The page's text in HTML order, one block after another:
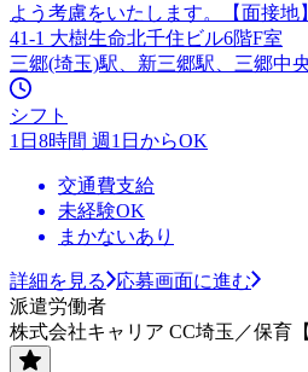
よう考慮をいたします。【面接
41-1 大樹生命北千住ビル6階F室
三郷(埼玉)駅、新三郷駅、三郷中
シフト
1日8時間 週1日からOK
交通費支給
未経験OK
まかないあり
詳細を見る
応募画面に進む
派遣労働者
株式会社キャリア CC埼玉／保育【